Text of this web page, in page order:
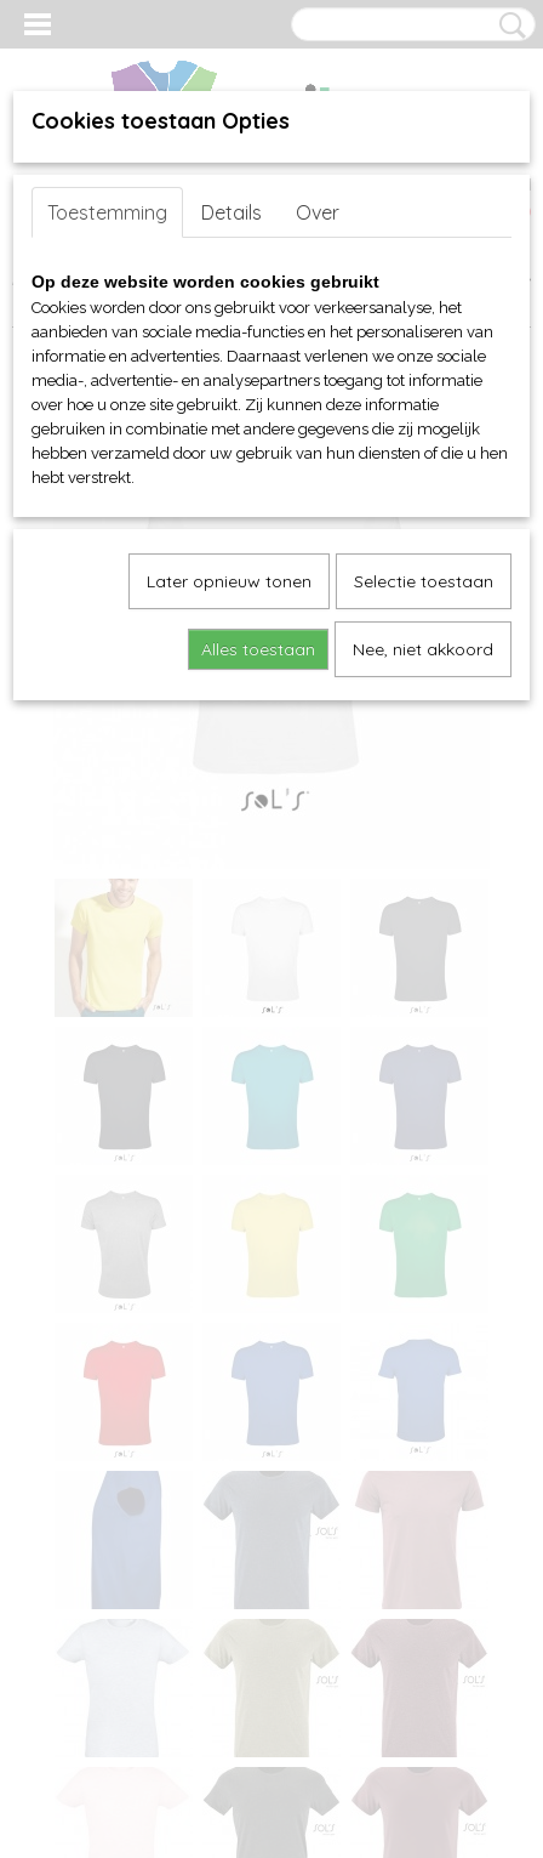
Inloggen Registreren
(0)
Home >webshop>Per merk >Sol's>Voor hem en haar (unisex)
>
T-shirts> Sol's Regent Fit T-shirt
Cookies toestaan Opties
Toestemming Details Over
Op deze website worden cookies gebruikt
Cookies worden door ons gebruikt voor verkeersanalyse, het
aanbieden van sociale media-functies en het personaliseren van
informatie en advertenties. Daarnaast verlenen we onze sociale
media-, advertentie- en analysepartners toegang tot informatie
over hoe u onze site gebruikt. Zij kunnen deze informatie
gebruiken in combinatie met andere gegevens die zij mogelijk
hebben verzameld door uw gebruik van hun diensten of die u hen
hebt verstrekt.
Later opnieuw tonen Selectie toestaan
Alles toestaan Nee, niet akkoord